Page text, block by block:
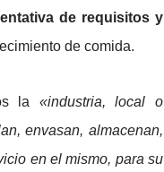
de requisitos y
de comida.
la «industria, local o
envasan, almacenan,
en el mismo, para su